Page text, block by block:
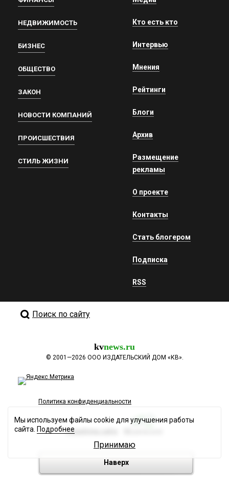
НЕДВИЖИМОСТЬ
БИЗНЕС
ОБЩЕСТВО
ЗАКОН
НОВОСТИ КОМПАНИЙ
ПРОИСШЕСТВИЯ
СТИЛЬ ЖИЗНИ
Кто есть кто
Интервью
Мнения
Рейтинги
Блоги
Архив
Размещение
рекламы
О проекте
Контакты
Стать блогером
Подписка
RSS
Поиск по сайту
kvnews.ru
© 2001—2026 ООО ИЗДАТЕЛЬСКИЙ ДОМ «КВ».
Политика конфиденциальности
Разработка сайта
Наверх
Мы используем файлы cookie для улучшения работы
сайта. Подробнее
Принимаю